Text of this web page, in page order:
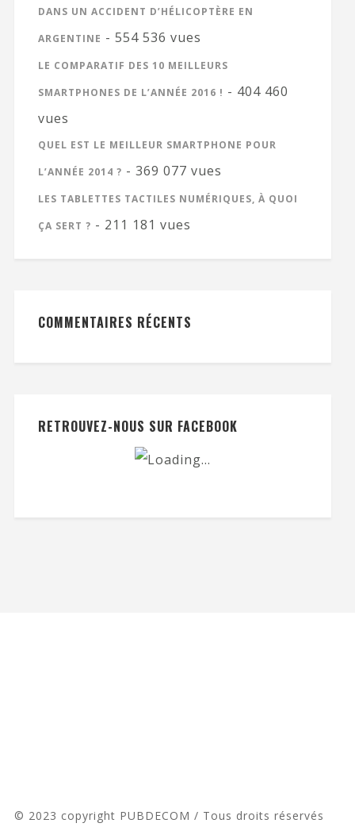
DANS UN ACCIDENT D’HÉLICOPTÈRE EN
ARGENTINE - 554 536 vues
LE COMPARATIF DES 10 MEILLEURS
SMARTPHONES DE L’ANNÉE 2016 ! - 404 460
vues
QUEL EST LE MEILLEUR SMARTPHONE POUR
L’ANNÉE 2014 ? - 369 077 vues
LES TABLETTES TACTILES NUMÉRIQUES, À QUOI
ÇA SERT ? - 211 181 vues
COMMENTAIRES RÉCENTS
RETROUVEZ-NOUS SUR FACEBOOK
© 2023 copyright PUBDECOM / Tous droits réservés